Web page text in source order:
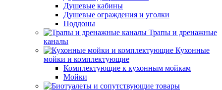
Душевые кабины
Душевые ограждения и уголки
Поддоны
Трапы и дренажные
каналы
Кухонные
мойки и комплектующие
Комплектующие к кухонным мойкам
Мойки